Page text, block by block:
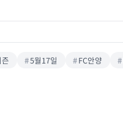
5월17일 FC안양